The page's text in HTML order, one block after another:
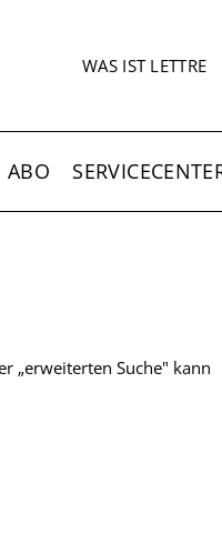
WAS IST LETTRE
ABO
„erweiterten Suche" kann